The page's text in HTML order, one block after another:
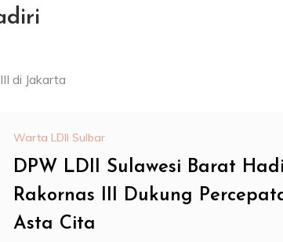
di Jakarta
Warta LDII Sulbar
DPW LDII Sulawesi Barat
Rakornas III Dukung
Asta Cita